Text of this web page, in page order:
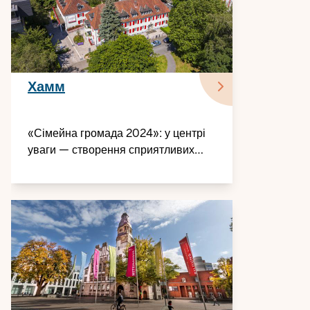
Хамм
«Сімейна громада 2024»: у центрі
уваги — створення сприятливих